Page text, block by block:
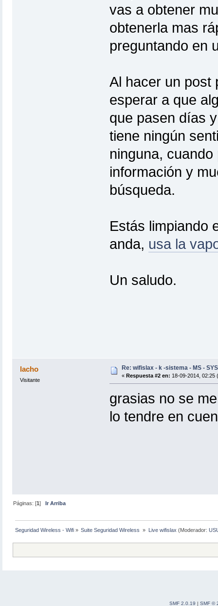
vas a obtener
obtenerla mas
preguntando en
Al hacer un post
esperar a que
que pasen días
tiene ningún
ninguna,
información y
búsqueda.
Estás limpiando
anda, usa la
Un saludo.
lacho
Visitante
Re: wifislax - k -sistema - MS - SYS
« Respuesta #2 en: 18-09-2014, 02:25
grasias no se
lo tendre en
Páginas: [1] Ir Arriba
Seguridad Wireless - Wifi » Suite Seguridad Wireless » Live wifislax (Moderador:
SMF 2.0.19 SMF ©